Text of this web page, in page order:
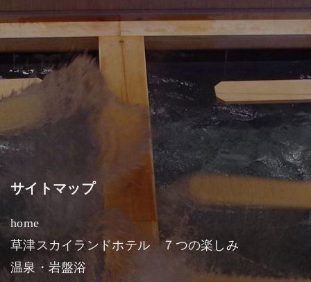
サイトマップ
home
草津スカイランドホテル ７つの楽しみ
温泉・岩盤浴